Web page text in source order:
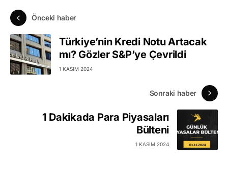
Önceki haber
Türkiye’nin Kredi Notu Artacak
mı? Gözler S&P’ye Çevrildi
1 KASIM 2024
Sonraki haber
1 Dakikada Para Piyasaları
Bülteni
1 KASIM 2024